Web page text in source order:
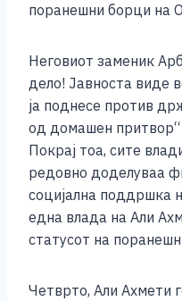
поранешни борци на
Неговиот заменик
дело! Јавноста виде
ја поднесе против
од домашен
Покрај тоа, сите
редовно доделуваа
социјална поддршка
една влада на Али
статусот на
Четврто, Али Ахмети